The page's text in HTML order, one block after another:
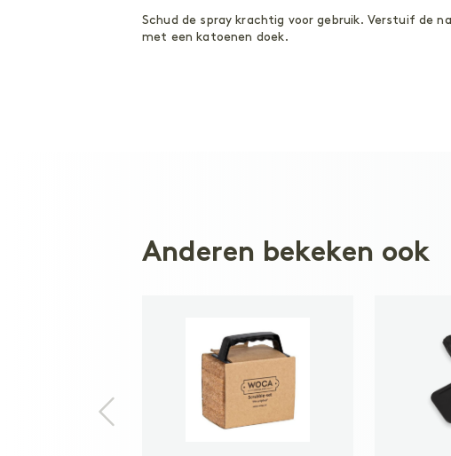
Schud de spray krachtig voor gebruik. Verstuif de
met een katoenen doek.
Anderen bekeken ook